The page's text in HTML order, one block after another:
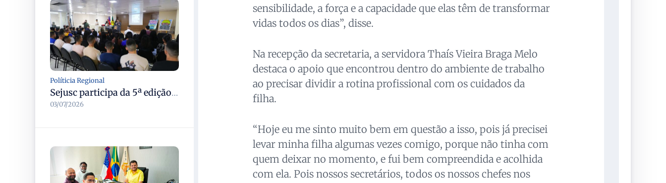
Políticia Regional
Sejusc participa da 5ª edição do Caminhos Literários com foco na cultura hip-hop nas unidades socioeducativas
03/07/2026
sensibilidade, a força e a capacidade que elas têm de transformar
vidas todos os dias”, disse.
Na recepção da secretaria, a servidora Thaís Vieira Braga Melo
destaca o apoio que encontrou dentro do ambiente de trabalho
ao precisar dividir a rotina profissional com os cuidados da
filha.
“Hoje eu me sinto muito bem em questão a isso, pois já precisei
levar minha filha algumas vezes comigo, porque não tinha com
quem deixar no momento, e fui bem compreendida e acolhida
com ela. Pois nossos secretários, todos os nossos chefes nos